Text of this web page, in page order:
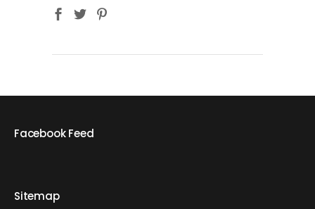
Facebook Feed
Sitemap